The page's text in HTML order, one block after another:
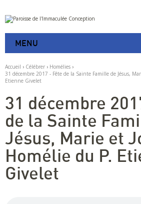
Aller
au
contenu.
à
navigation
Outils
personnels
MENU
Accueil › Célébrer › Homélies ›
31 décembre 2017 - Fête de la Sainte Famille de Jésus,
Etienne Givelet
31 décembre
de la Sainte
Jésus, Marie et
Homélie du P.
Givelet